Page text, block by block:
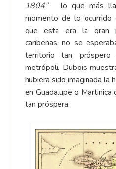
1804”
lo que más
momento de lo ocurrido
que esta era la gran
caribeñas, no se
territorio tan
metrópoli. Dubois
hubiera sido imaginada la
en Guadalupe o Martinica
tan próspera.